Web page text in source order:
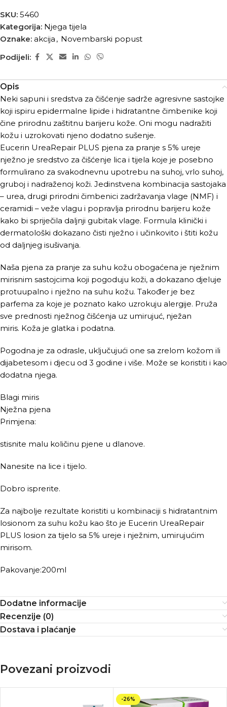
SKU: 5460
Kategorija: Njega tijela
Oznake: akcija , Novembarski popust
Podijeli:
Opis
Neki sapuni i sredstva za čišćenje sadrže agresivne sastojke
koji ispiru epidermalne lipide i hidratantne čimbenike koji
čine prirodnu zaštitnu barijeru kože. Oni mogu nadražiti
kožu i uzrokovati njeno dodatno sušenje.
Eucerin UreaRepair PLUS pjena za pranje s 5% ureje
nježno je sredstvo za čišćenje lica i tijela koje je posebno
formulirano za svakodnevnu upotrebu na suhoj, vrlo suhoj,
gruboj i nadraženoj koži. Jedinstvena kombinacija sastojaka
– urea, drugi prirodni čimbenici zadržavanja vlage (NMF) i
ceramidi – veže vlagu i popravlja prirodnu barijeru kože
kako bi spriječila daljnji gubitak vlage. Formula klinički i
dermatološki dokazano čisti nježno i učinkovito i štiti kožu
od daljnjeg isušivanja.
Naša pjena za pranje za suhu kožu obogaćena je nježnim
mirisnim sastojcima koji pogoduju koži, a dokazano djeluje
protuupalno i nježno na suhu kožu. Također je bez
parfema za koje je poznato kako uzrokuju alergije. Pruža
sve prednosti nježnog čišćenja uz umirujuć, nježan
miris. Koža je glatka i podatna.
Pogodna je za odrasle, uključujući one sa zrelom kožom ili
dijabetesom i djecu od 3 godine i više. Može se koristiti i kao
dodatna njega.
Blagi miris
Nježna pjena
Primjena:
stisnite malu količinu pjene u dlanove.
Nanesite na lice i tijelo.
Dobro isprerite.
Za najbolje rezultate koristiti u kombinaciji s hidratantnim
losionom za suhu kožu kao što je Eucerin UreaRepair
PLUS losion za tijelo sa 5% ureje i nježnim, umirujućim
mirisom.
Pakovanje:200ml
Dodatne informacije
Recenzije (0)
Dostava i plaćanje
Povezani proizvodi
-26%